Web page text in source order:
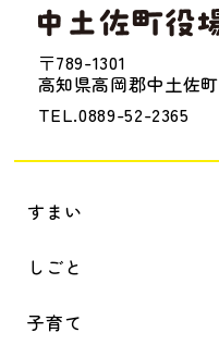
〒789-1301
高知県高岡郡中土佐
TEL.0889-52-2365
すまい
しごと
子育て